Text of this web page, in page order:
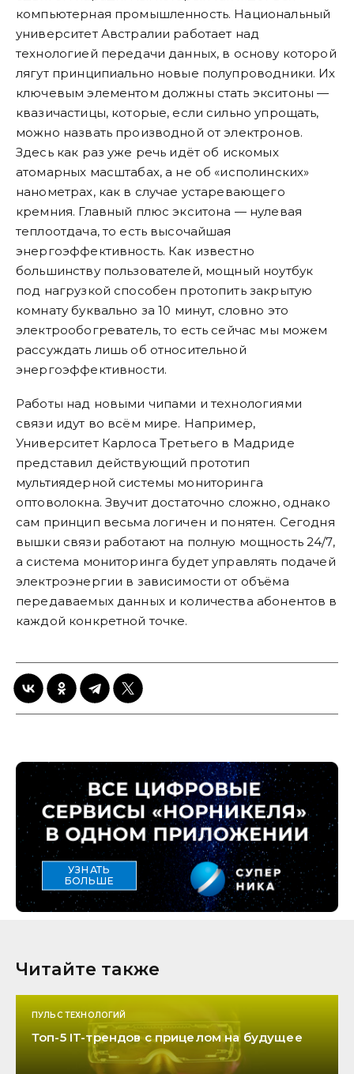
компьютерная промышленность. Национальный
университет Австралии работает над
технологией передачи данных, в основу которой
лягут принципиально новые полупроводники. Их
ключевым элементом должны стать экситоны —
квазичастицы, которые, если сильно упрощать,
можно назвать производной от электронов.
Здесь как раз уже речь идёт об искомых
атомарных масштабах, а не об «исполинских»
нанометрах, как в случае устаревающего
кремния. Главный плюс экситона — нулевая
теплоотдача, то есть высочайшая
энергоэффективность. Как известно
большинству пользователей, мощный ноутбук
под нагрузкой способен протопить закрытую
комнату буквально за 10 минут, словно это
электрообогреватель, то есть сейчас мы можем
рассуждать лишь об относительной
энергоэффективности.
Работы над новыми чипами и технологиями
связи идут во всём мире. Например,
Университет Карлоса Третьего в Мадриде
представил действующий прототип
мультиядерной системы мониторинга
оптоволокна. Звучит достаточно сложно, однако
сам принцип весьма логичен и понятен. Сегодня
вышки связи работают на полную мощность 24/7,
а система мониторинга будет управлять подачей
электроэнергии в зависимости от объёма
передаваемых данных и количества абонентов в
каждой конкретной точке.
УЗНАТЬ
БОЛЬШЕ
Читайте также
ПУЛЬС ТЕХНОЛОГИЙ
Топ-5 IT-трендов с прицелом на будущее